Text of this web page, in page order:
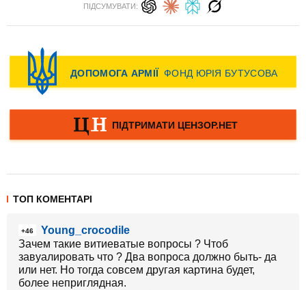
ПІДСУМУВАТИ:
ТОП КОМЕНТАРІ
+46
Young_crocodile
Зачем такие витиеватые вопросы ? Чтоб
завуалировать что ? Два вопроса должно быть- да
или нет. Но тогда совсем другая картина будет,
более неприглядная.